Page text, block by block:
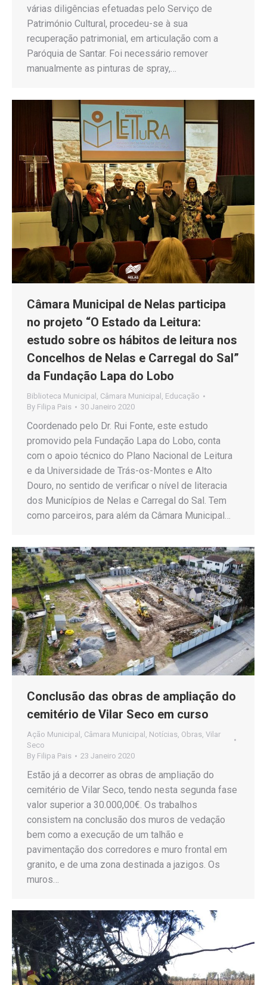
várias diligências efetuadas pelo Serviço de
Património Cultural, procedeu-se à sua
recuperação patrimonial, em articulação com a
Paróquia de Santar. Foi necessário remover
manualmente as pinturas de spray,…
Câmara Municipal de Nelas participa
no projeto “O Estado da Leitura:
estudo sobre os hábitos de leitura nos
Concelhos de Nelas e Carregal do Sal”
da Fundação Lapa do Lobo
Biblioteca Municipal Câmara Municipal
Educação
By Filipa Pais 30 Janeiro 2020
Coordenado pelo Dr. Rui Fonte, este estudo
promovido pela Fundação Lapa do Lobo, conta
com o apoio técnico do Plano Nacional de Leitura
e da Universidade de Trás-os-Montes e Alto
Douro, no sentido de verificar o nível de literacia
dos Municípios de Nelas e Carregal do Sal. Tem
como parceiros, para além da Câmara Municipal…
Conclusão das obras de ampliação do
cemitério de Vilar Seco em curso
Ação Municipal Câmara Municipal Notícias Obras Vilar
Seco
By Filipa Pais 23 Janeiro 2020
Estão já a decorrer as obras de ampliação do
cemitério de Vilar Seco, tendo nesta segunda fase
valor superior a 30.000,00€. Os trabalhos
consistem na conclusão dos muros de vedação
bem como a execução de um talhão e
pavimentação dos corredores e muro frontal em
granito, e de uma zona destinada a jazigos. Os
muros…